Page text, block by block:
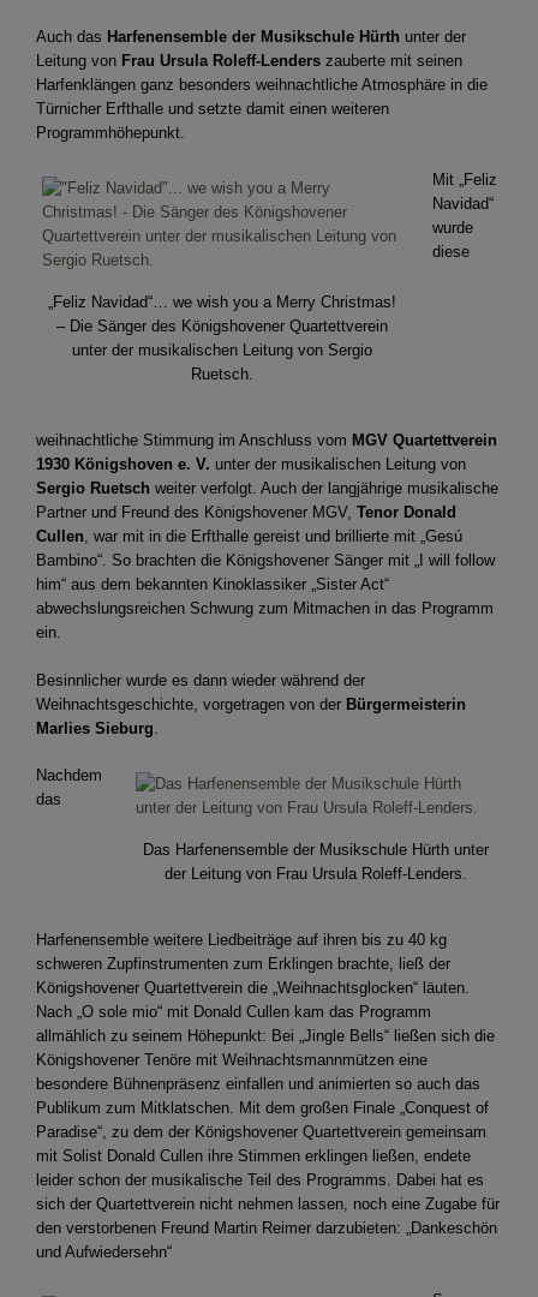
Auch das Harfenensemble der Musikschule Hürth unter der
Leitung von Frau Ursula Roleff-Lenders zauberte mit seinen
Harfenklängen ganz besonders weihnachtliche Atmosphäre in die
Türnicher Erfthalle und setzte damit einen weiteren
Programmhöhepunkt.
„Feliz Navidad“… we wish you a Merry Christmas!
– Die Sänger des Königshovener Quartettverein
unter der musikalischen Leitung von Sergio
Ruetsch.
Mit „Feliz
Navidad“
wurde
diese
weihnachtliche Stimmung im Anschluss vom MGV Quartettverein
1930 Königshoven e. V. unter der musikalischen Leitung von
Sergio Ruetsch weiter verfolgt. Auch der langjährige musikalische
Partner und Freund des Königshovener MGV, Tenor Donald
Cullen, war mit in die Erfthalle gereist und brillierte mit „Gesú
Bambino“. So brachten die Königshovener Sänger mit „I will follow
him“ aus dem bekannten Kinoklassiker „Sister Act“
abwechslungsreichen Schwung zum Mitmachen in das Programm
ein.
Besinnlicher wurde es dann wieder während der
Weihnachtsgeschichte, vorgetragen von der Bürgermeisterin
Marlies Sieburg
Das Harfenensemble der Musikschule Hürth unter
der Leitung von Frau Ursula Roleff-Lenders.
Nachdem
das
Harfenensemble weitere Liedbeiträge auf ihren bis zu 40 kg
schweren Zupfinstrumenten zum Erklingen brachte, ließ der
Königshovener Quartettverein die „Weihnachtsglocken“ läuten.
Nach „O sole mio“ mit Donald Cullen kam das Programm
allmählich zu seinem Höhepunkt: Bei „Jingle Bells“ ließen sich die
Königshovener Tenöre mit Weihnachtsmannmützen eine
besondere Bühnenpräsenz einfallen und animierten so auch das
Publikum zum Mitklatschen. Mit dem großen Finale „Conquest of
Paradise“, zu dem der Königshovener Quartettverein gemeinsam
mit Solist Donald Cullen ihre Stimmen erklingen ließen, endete
leider schon der musikalische Teil des Programms. Dabei hat es
sich der Quartettverein nicht nehmen lassen, noch eine Zugabe für
den verstorbenen Freund Martin Reimer darzubieten: „Dankeschön
und Aufwiedersehn“